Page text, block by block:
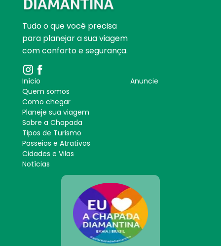
Tudo o que você precisa
para planejar a sua viagem
com conforto e segurança.
Início
Quem somos
Como chegar
Planeje sua viagem
Sobre a Chapada
Tipos de Turismo
Passeios e Atrativos
Cidades e Vilas
Notícias
Anuncie